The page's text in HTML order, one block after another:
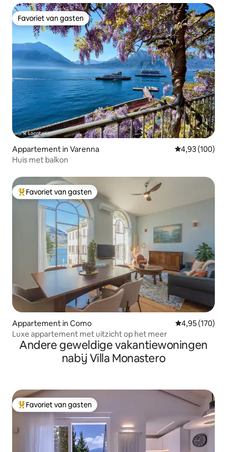
Favoriet van gasten
Favoriet van gasten
Appartement in Varenna Gemiddelde
4,93 (100)
Huis met balkon
Topfavoriet van gasten
Favoriet van gasten
Appartement in Como Gemiddelde
4,95 (170)
Luxe appartement met uitzicht op het meer
Andere geweldige vakantiewoningen
nabij Villa Monastero
Topfavoriet van gasten
Favoriet van gasten